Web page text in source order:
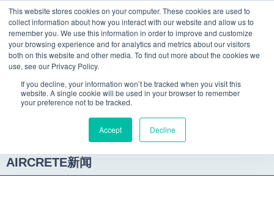
This website stores cookies on your computer. These cookies are used to
collect information about how you interact with our website and allow us to
remember you. We use this information in order to improve and customize
your browsing experience and for analytics and metrics about our visitors
both on this website and other media. To find out more about the cookies we
use, see our Privacy Policy.
If you decline, your information won’t be tracked when you visit this
website. A single cookie will be used in your browser to remember
your preference not to be tracked.
Accept Decline
INNOVATION BUILT ON
EXPERIENCE
AIRCRETE新闻